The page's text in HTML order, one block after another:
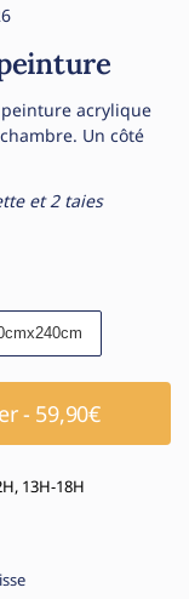
peinture acrylique
Un côté
et 2 taies
- 59,90€
13H-18H